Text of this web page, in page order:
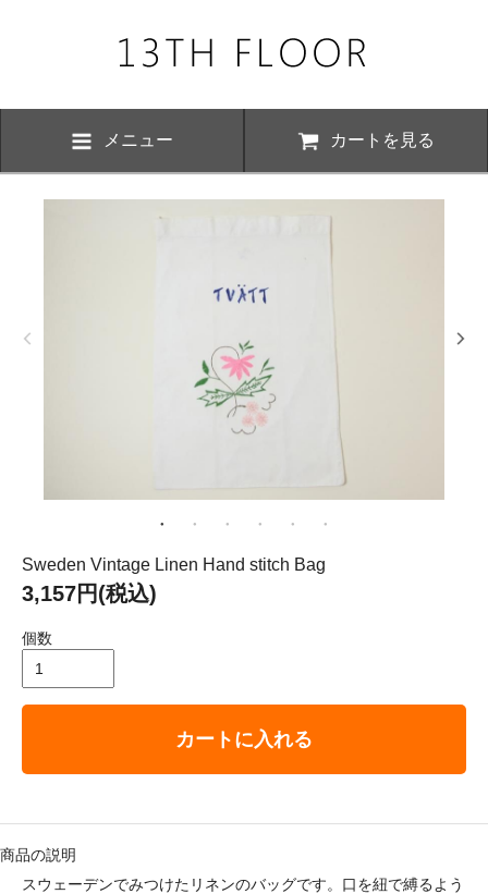
メニュー カートを見る
Sweden Vintage Linen Hand stitch Bag
3,157円(税込)
個数
カートに入れる
商品の説明
スウェーデンでみつけたリネンのバッグです。口を紐で縛るよう
下記の期間につきまして夏季休業とさせていただきます。 期間中は
ただけますが、ご対応が8月17日以降にさせていただく場合がござい
かけ致しますが、何卒ご了承くださいますよう お願い申し上げます
平成29年8月11日（金）－ 8月16日（水）
ホーム＆インテリア